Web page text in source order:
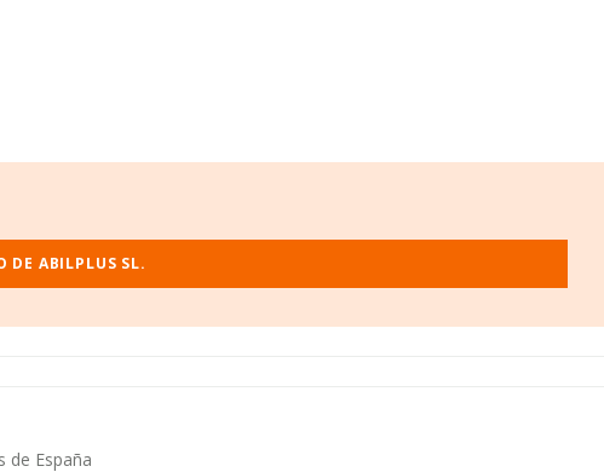
DE ABILPLUS SL.
de España